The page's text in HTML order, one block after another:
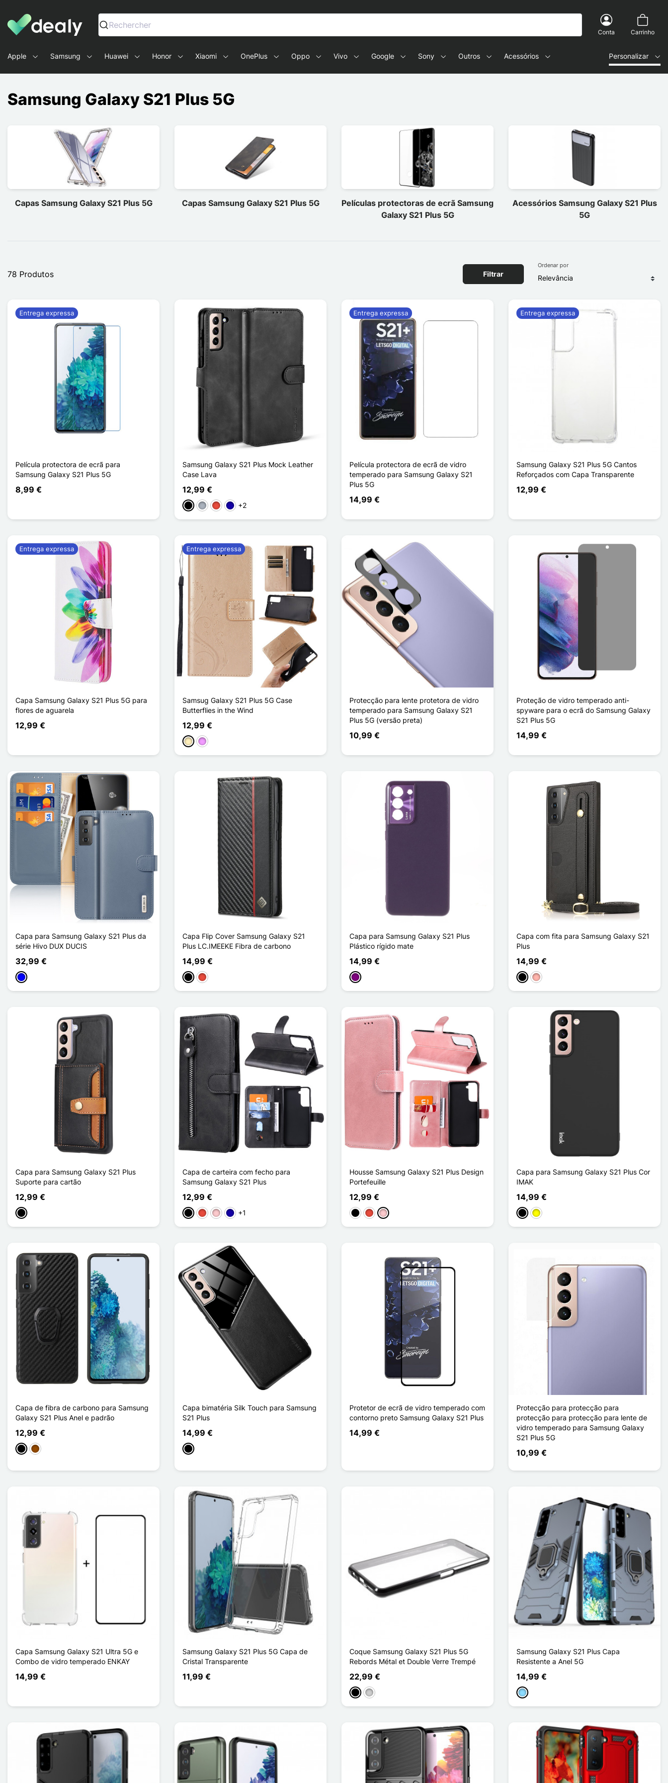
Dealy - Capas e acessórios para smartphones e tablets
Rechercher
Conta Carrinho
Apple Samsung Huawei Honor Xiaomi OnePlus Oppo Vivo Google Sony Outros Acessórios Personalizar
Samsung Galaxy S21 Plus 5G
Capas Samsung Galaxy S21 Plus 5G Capas Samsung Galaxy S21 Plus 5G
Películas protectoras de ecrã Samsung
Galaxy S21 Plus 5G
Acessórios Samsung Galaxy S21 Plus
5G
78 Produtos Filtrar
Ordenar por
Película protectora de ecrã para
Samsung Galaxy S21 Plus 5G
8,99 €
Entrega expressa
Samsung Galaxy S21 Plus Mock Leather
Case Lava
12,99 €
PretoCinzentoVermelhoAzul Escuro
+2
Película protectora de ecrã de vidro
temperado para Samsung Galaxy S21
Plus 5G
14,99 €
Entrega expressa
Samsung Galaxy S21 Plus 5G Cantos
Reforçados com Capa Transparente
12,99 €
Entrega expressa
Capa Samsung Galaxy S21 Plus 5G para
flores de aguarela
12,99 €
Entrega expressa
Samsug Galaxy S21 Plus 5G Case
Butterflies in the Wind
12,99 €
OuroVioleta ligeira
Entrega expressa
Protecção para lente protetora de vidro
temperado para Samsung Galaxy S21
Plus 5G (versão preta)
10,99 €
Proteção de vidro temperado anti-
spyware para o ecrã do Samsung Galaxy
S21 Plus 5G
14,99 €
Capa para Samsung Galaxy S21 Plus da
série Hivo DUX DUCIS
32,99 €
Azul
Capa Flip Cover Samsung Galaxy S21
Plus LC.IMEEKE Fibra de carbono
14,99 €
PretoVermelho
Capa para Samsung Galaxy S21 Plus
Plástico rígido mate
14,99 €
Púrpura
Capa com fita para Samsung Galaxy S21
Plus
14,99 €
PretoOuro rosa
Capa para Samsung Galaxy S21 Plus
Suporte para cartão
12,99 €
Preto
Capa de carteira com fecho para
Samsung Galaxy S21 Plus
12,99 €
PretoVermelho
RosaAzul Escuro
+1
Housse Samsung Galaxy S21 Plus Design
Portefeuille
12,99 €
PretoVermelho
Rosa
Capa para Samsung Galaxy S21 Plus Cor
IMAK
14,99 €
PretoAmarelo
Capa de fibra de carbono para Samsung
Galaxy S21 Plus Anel e padrão
12,99 €
PretoCastanho
Capa bimatéria Silk Touch para Samsung
S21 Plus
14,99 €
Preto
Protetor de ecrã de vidro temperado com
contorno preto Samsung Galaxy S21 Plus
14,99 €
Protecção para protecção para
protecção para protecção para lente de
vidro temperado para Samsung Galaxy
S21 Plus 5G
10,99 €
Capa Samsung Galaxy S21 Ultra 5G e
Combo de vidro temperado ENKAY
14,99 €
Samsung Galaxy S21 Plus 5G Capa de
Cristal Transparente
11,99 €
Coque Samsung Galaxy S21 Plus 5G
Rebords Métal et Double Verre Trempé
22,99 €
PretoPrata
Samsung Galaxy S21 Plus Capa
Resistente a Anel 5G
14,99 €
Azul Claro